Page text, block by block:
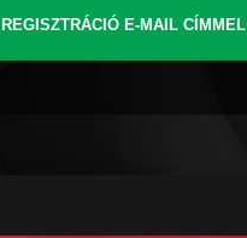
REGISZTRÁCIÓ E-MAIL CÍMMEL